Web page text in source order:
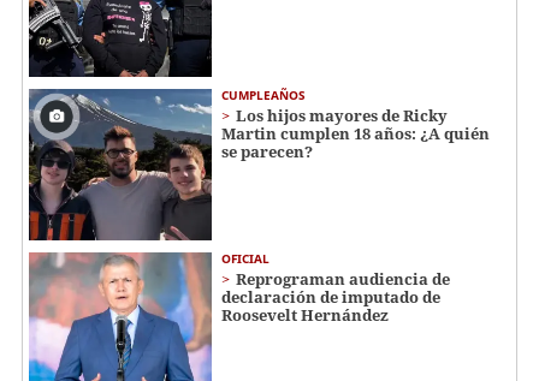
CUMPLEAÑOS
Los hijos mayores de Ricky
Martin cumplen 18 años: ¿A quién
se parecen?
OFICIAL
Reprograman audiencia de
declaración de imputado de
Roosevelt Hernández